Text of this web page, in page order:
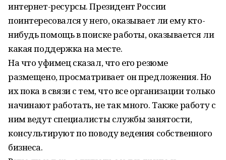
интернет-ресурсы. Президент России
поинтересовался у него, оказывает ли ему кто-
нибудь помощь в поиске работы, оказывается ли
какая поддержка на месте.
На что уфимец сказал, что его резюме
размещено, просматривает он предложения. Но
их пока в связи с тем, что все организации только
начинают работать, не так много. Также работу с
ним ведут специалисты службы занятости,
консультируют по поводу ведения собственного
бизнеса.